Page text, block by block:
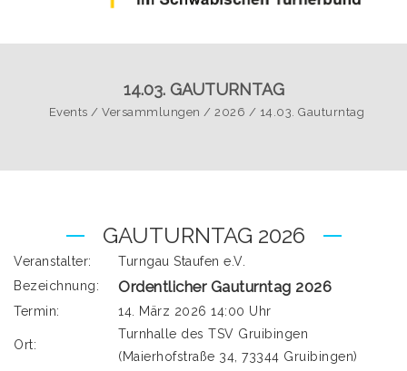
14.03. GAUTURNTAG
Events /Versammlungen /2026 / 14.03. Gauturntag
GAUTURNTAG 2026
Veranstalter:
Turngau Staufen e.V.
Bezeichnung:
Ordentlicher Gauturntag 2026
Termin: 14. März 2026 14:00 Uhr
Ort:
Turnhalle des TSV Gruibingen
(Maierhofstraße 34, 73344 Gruibingen)